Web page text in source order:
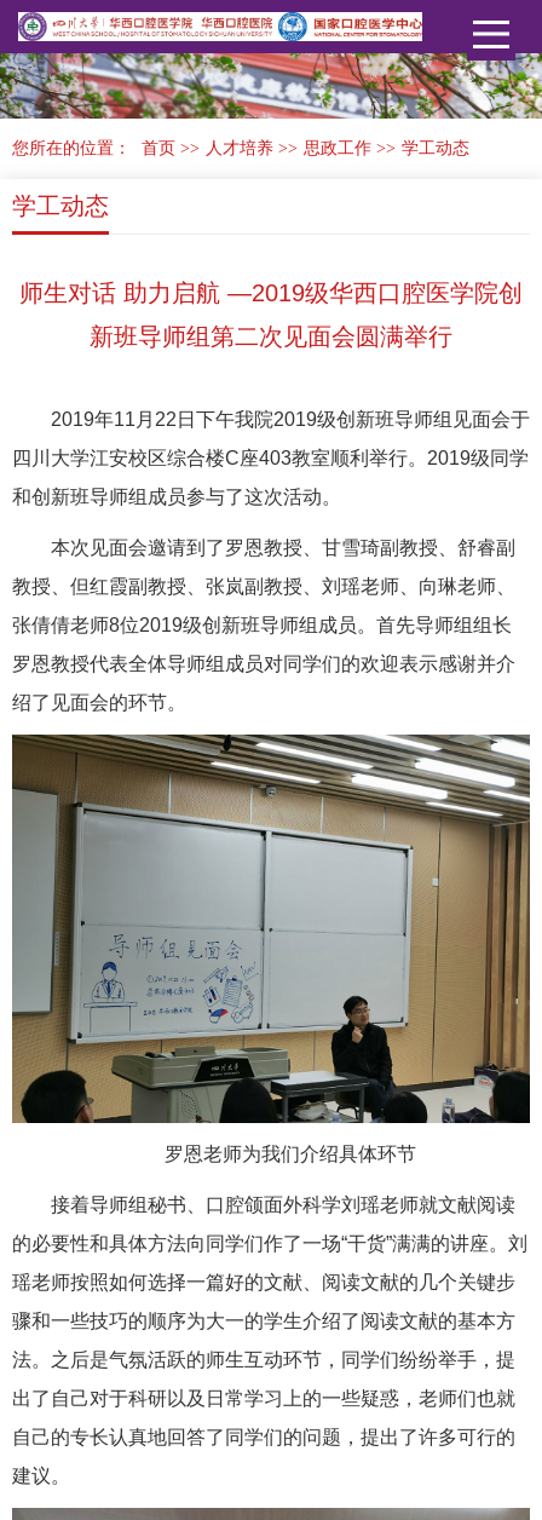
您所在的位置： 首页 >> 人才培养 >> 思政工作 >> 学工动态
学工动态
师生对话 助力启航 —2019级华西口腔医学院创
新班导师组第二次见面会圆满举行
2019年11月22日下午我院2019级创新班导师组见面会于
四川大学江安校区综合楼C座403教室顺利举行。2019级同学
和创新班导师组成员参与了这次活动。
本次见面会邀请到了罗恩教授、甘雪琦副教授、舒睿副
教授、但红霞副教授、张岚副教授、刘瑶老师、向琳老师、
张倩倩老师8位2019级创新班导师组成员。首先导师组组长
罗恩教授代表全体导师组成员对同学们的欢迎表示感谢并介
绍了见面会的环节。
罗恩老师为我们介绍具体环节
接着导师组秘书、口腔颌面外科学刘瑶老师就文献阅读
的必要性和具体方法向同学们作了一场“干货”满满的讲座。刘
瑶老师按照如何选择一篇好的文献、阅读文献的几个关键步
骤和一些技巧的顺序为大一的学生介绍了阅读文献的基本方
法。之后是气氛活跃的师生互动环节，同学们纷纷举手，提
出了自己对于科研以及日常学习上的一些疑惑，老师们也就
自己的专长认真地回答了同学们的问题，提出了许多可行的
建议。